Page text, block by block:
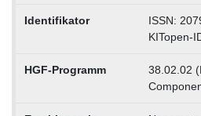
Identifikator
ISSN:
KITopen-
HGF-Programm
38.02.02